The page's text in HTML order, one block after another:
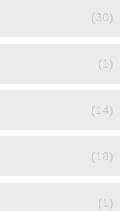
(30)
(1)
(14)
(18)
(1)